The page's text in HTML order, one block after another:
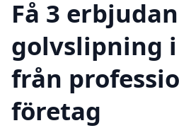
Få 3
golvslipning
från
företag